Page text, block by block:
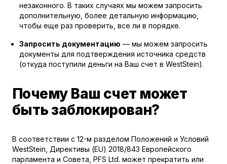
незаконного. В таких случаях мы можем запросить
дополнительную, более детальную информацию,
чтобы еще раз проверить, все ли в порядке.
Запросить документацию — мы можем запросить
документы для подтверждения источника средств
(откуда поступили деньги на Ваш счет в WestStein).
Почему Ваш счет может
быть заблокирован?
В соответствии с 12-м разделом Положений и Условий
WestStein, Директивы (EU) 2018/843 Европейского
парламента и Совета, PFS Ltd. может прекратить или